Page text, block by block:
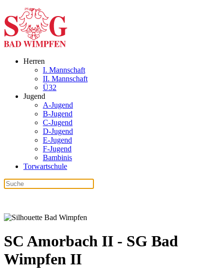
Herren
I. Mannschaft
II. Mannschaft
Ü32
Jugend
A-Jugend
B-Jugend
C-Jugend
D-Jugend
E-Jugend
F-Jugend
Bambinis
Torwartschule
SC Amorbach II - SG Bad
Wimpfen II